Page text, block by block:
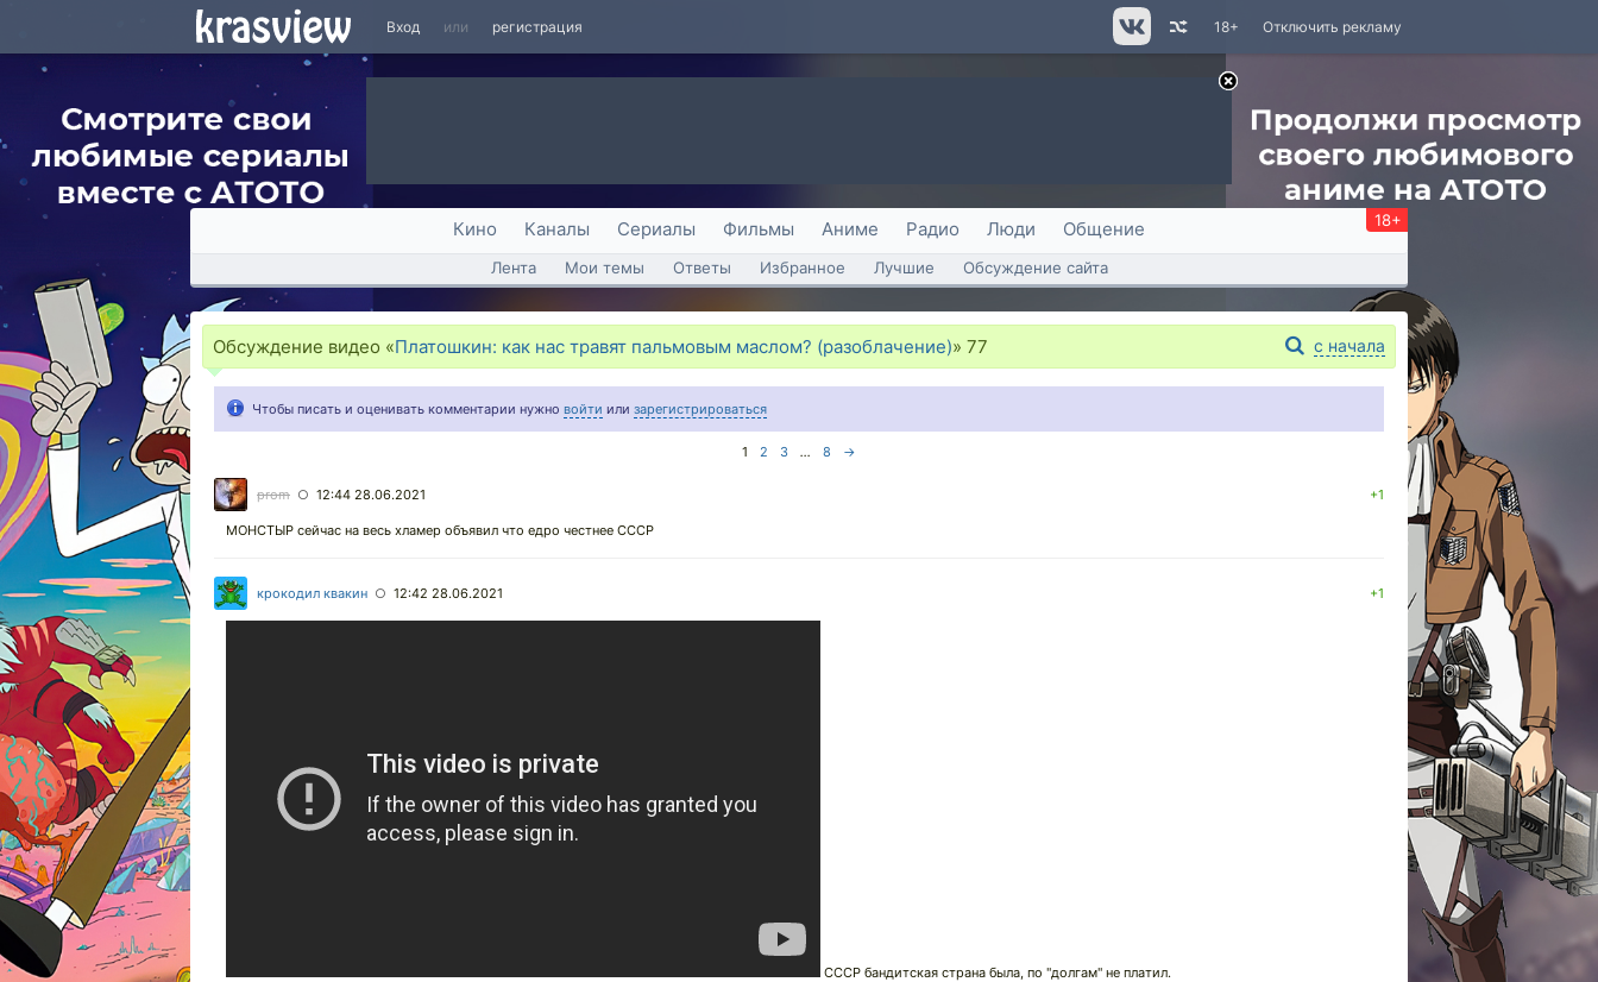
Вход или регистрация Отключить рекламу
18+
Кино Каналы Сериалы Фильмы Аниме Радио Люди Общение 18+
Лента Мои темы Ответы Избранное Лучшие Обсуждение сайта
Обсуждение видео «Платошкин: как нас травят пальмовым маслом? (разоблачение)» 77 с начала
Чтобы писать и оценивать комментарии нужно войти или зарегистрироваться
1 2 3 ... 8 →
prom ○ 12:44 28.06.2021 +1
МОНСТЫР сейчас на весь хламер объявил что едро честнее СССР
крокодил квакин ○ 12:42 28.06.2021 +1
СССР бандитская страна была, по "долгам" не платил.